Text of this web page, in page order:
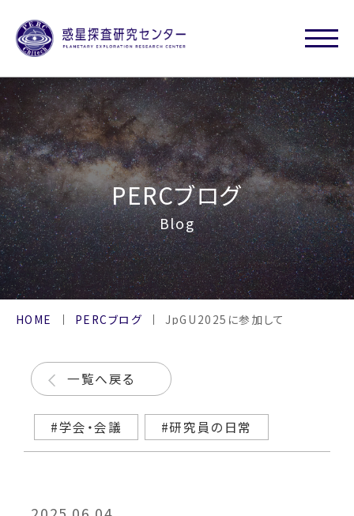
PERCブログ
Blog
HOME PERCブログ JpGU2025に参加して
一覧へ戻る
#学会・会議 #研究員の日常